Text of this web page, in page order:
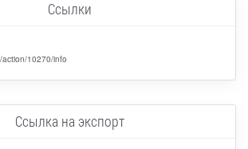
Ссылки
10270/info
Ссылка на экспорт